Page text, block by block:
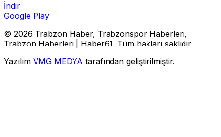
İndir
Google Play
© 2026 Trabzon Haber, Trabzonspor Haberleri,
Trabzon Haberleri | Haber61. Tüm hakları saklıdır.
Yazılım VMG MEDYA tarafından geliştirilmiştir.